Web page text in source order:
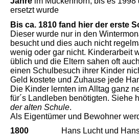
ersetzt wurde
Bis ca. 1810 fand hier der erste
Dieser wurde nur in den
besucht und dies auch nicht
wenig oder gar nicht. Kinderarbeit
üblich und die Eltern sahen oft
einen Schulbesuch ihrer Kinder
Geld kostete und Zuhause jede
Die Kinder lernten im Alltag ganz
für´s Landleben benötigten. Siehe
der alten Schule.
Als Eigentümer und Bewohner
1800
Hans Lucht und